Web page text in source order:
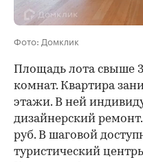
Фото: Домклик
Площадь лота свыше
комнат. Квартира
этажи. В ней
дизайнерский
руб. В шаговой
туристический